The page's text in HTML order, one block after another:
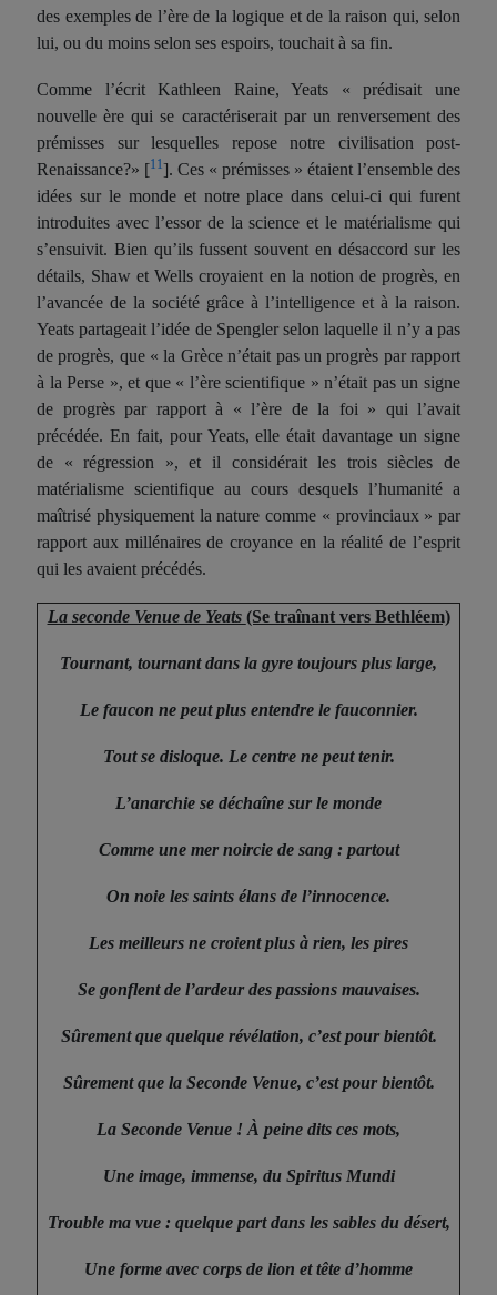
des exemples de l’ère de la logique et de la raison qui, selon
lui, ou du moins selon ses espoirs, touchait à sa fin.
Comme l’écrit Kathleen Raine, Yeats « prédisait une
nouvelle ère qui se caractériserait par un renversement des
prémisses sur lesquelles repose notre civilisation post-
Renaissance?» [11]. Ces « prémisses » étaient l’ensemble des
idées sur le monde et notre place dans celui-ci qui furent
introduites avec l’essor de la science et le matérialisme qui
s’ensuivit. Bien qu’ils fussent souvent en désaccord sur les
détails, Shaw et Wells croyaient en la notion de progrès, en
l’avancée de la société grâce à l’intelligence et à la raison.
Yeats partageait l’idée de Spengler selon laquelle il n’y a pas
de progrès, que « la Grèce n’était pas un progrès par rapport
à la Perse », et que « l’ère scientifique » n’était pas un signe
de progrès par rapport à « l’ère de la foi » qui l’avait
précédée. En fait, pour Yeats, elle était davantage un signe
de « régression », et il considérait les trois siècles de
matérialisme scientifique au cours desquels l’humanité a
maîtrisé physiquement la nature comme « provinciaux » par
rapport aux millénaires de croyance en la réalité de l’esprit
qui les avaient précédés.
La seconde Venue de Yeats (Se traînant vers Bethléem)
Tournant, tournant dans la gyre toujours plus large,
Le faucon ne peut plus entendre le fauconnier.
Tout se disloque. Le centre ne peut tenir.
L’anarchie se déchaîne sur le monde
Comme une mer noircie de sang : partout
On noie les saints élans de l’innocence.
Les meilleurs ne croient plus à rien, les pires
Se gonflent de l’ardeur des passions mauvaises.
Sûrement que quelque révélation, c’est pour bientôt.
Sûrement que la Seconde Venue, c’est pour bientôt.
La Seconde Venue ! À peine dits ces mots,
Une image, immense, du Spiritus Mundi
Trouble ma vue : quelque part dans les sables du désert,
Une forme avec corps de lion et tête d’homme